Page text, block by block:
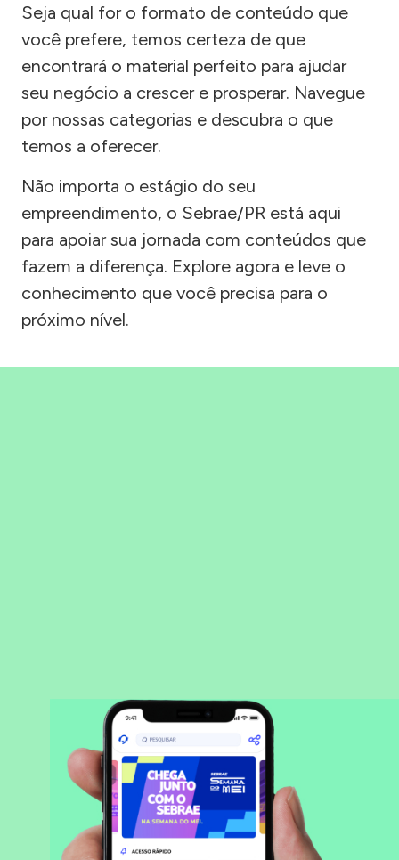
Seja qual for o formato de conteúdo que
você prefere, temos certeza de que
encontrará o material perfeito para ajudar
seu negócio a crescer e prosperar. Navegue
por nossas categorias e descubra o que
temos a oferecer.
Não importa o estágio do seu
empreendimento, o Sebrae/PR está aqui
para apoiar sua jornada com conteúdos que
fazem a diferença. Explore agora e leve o
conhecimento que você precisa para o
próximo nível.